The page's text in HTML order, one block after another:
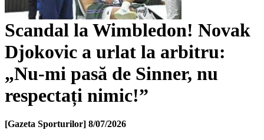
Scandal la Wimbledon! Novak
Djokovic a urlat la arbitru:
„Nu-mi pasă de Sinner, nu
respectați nimic!”
[Gazeta Sporturilor] 8/07/2026